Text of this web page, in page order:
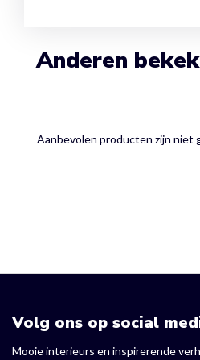
Anderen
Aanbevolen producten zijn niet
Volg ons op social
Mooie interieurs en inspirerende